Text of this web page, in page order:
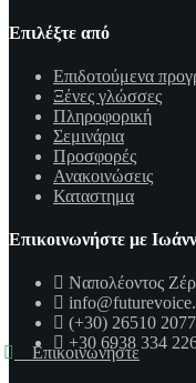
Επιλέξτε από
Επιδοτούμενα
Ξένες γλώσσες
Πληροφορική
Σεμινάρια
Προσφορές
Ανακοινώσεις
Καταστημα
Επικοινωνήστε με
Ναπολέοντος
(+30) 26510
+30 6938 334
Επικοινωνήστε